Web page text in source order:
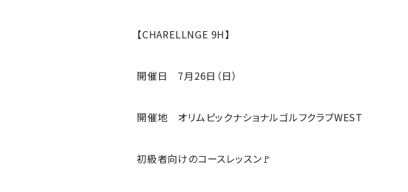
【CHARELLNGE 9H】
開催日 7月26日（日）
開催地 オリムピックナショナルゴルフクラブWEST
初級者向けのコースレッスン🚩